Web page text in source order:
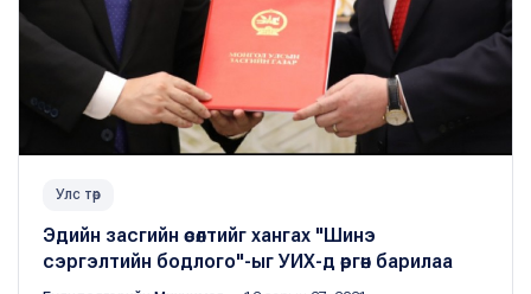
Улс төр
Эдийн засгийн өсөлтийг хангах "Шинэ
сэргэлтийн бодлого"-ыг УИХ-д өргөн барилаа